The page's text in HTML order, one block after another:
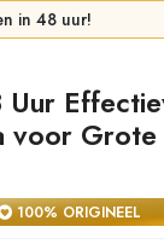
het in 1 dag!
voor Grote
100% ORIGINEEL